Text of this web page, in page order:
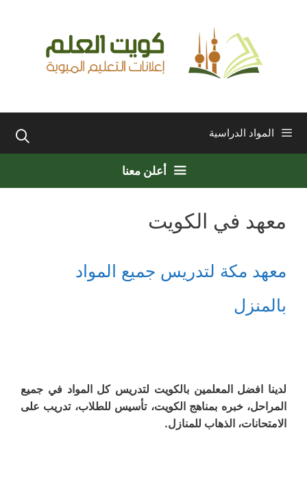
المواد الدراسية
أعلن معنا
معهد في الكويت
معهد مكة لتدريس جميع المواد
بالمنزل
لدينا افضل المعلمين بالكويت لتدريس كل المواد في جميع
المراحل، خبره بمناهج الكويت، تأسيس للطلاب، تدريب على
الامتحانات، الذهاب للمنازل.